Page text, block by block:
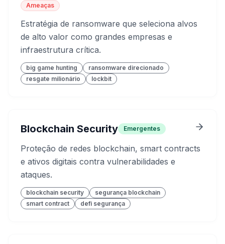
Ameaças
Estratégia de ransomware que seleciona alvos
de alto valor como grandes empresas e
infraestrutura crítica.
big game hunting
ransomware direcionado
resgate milionário
lockbit
Blockchain Security Emergentes
Proteção de redes blockchain, smart contracts
e ativos digitais contra vulnerabilidades e
ataques.
blockchain security
segurança blockchain
smart contract
defi segurança